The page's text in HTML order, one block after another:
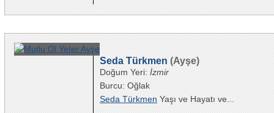
Seda Türkmen (Ayşe)
Doğum Yeri:İzmir
Burcu: Oğlak
Seda TürkmenYaşı ve Hayatı ve...